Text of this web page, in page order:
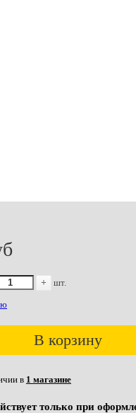
+ шт.
В корзину
в 1 магазине
только при